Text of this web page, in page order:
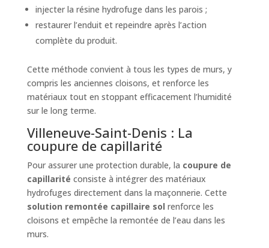
injecter la résine hydrofuge dans les parois ;
restaurer l’enduit et repeindre après l’action
complète du produit.
Cette méthode convient à tous les types de murs, y
compris les anciennes cloisons, et renforce les
matériaux tout en stoppant efficacement l’humidité
sur le long terme.
Villeneuve-Saint-Denis : La
coupure de capillarité
Pour assurer une protection durable, la coupure de
capillarité consiste à intégrer des matériaux
hydrofuges directement dans la maçonnerie. Cette
solution remontée capillaire sol renforce les
cloisons et empêche la remontée de l’eau dans les
murs.